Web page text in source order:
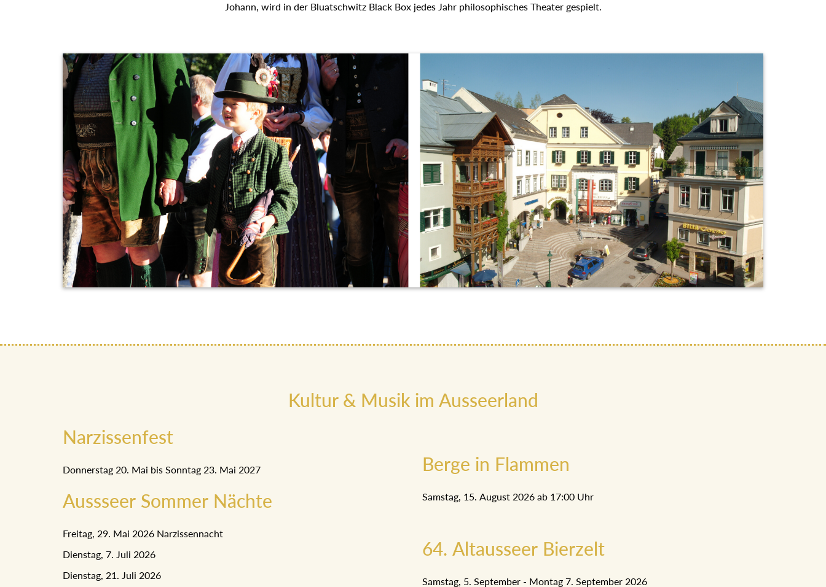
Johann, wird in der Bluatschwitz Black Box jedes Jahr philosophisches Theater gespielt.
Kultur & Musik im Ausseerland
Narzissenfest
Donnerstag 20. Mai bis Sonntag 23. Mai 2027
Aussseer Sommer Nächte
Freitag, 29. Mai 2026 Narzissennacht
Dienstag, 7. Juli 2026
Dienstag, 21. Juli 2026
Berge in Flammen
Samstag, 15. August 2026 ab 17:00 Uhr
64. Altausseer Bierzelt
Samstag, 5. September - Montag 7. September 2026